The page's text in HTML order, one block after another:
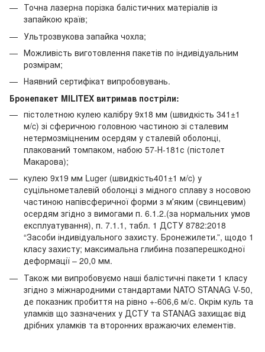
Точна лазерна порізка балістичних матеріалів із
запайкою країв;
Ультрозвукова запайка чохла;
Можливість виготовлення пакетів по індивідуальним
розмірам;
Наявний сертифікат випробовувань.
Бронепакет MILITEX витримав постріли:
пістолетною кулею калібру 9х18 мм (швидкість 341±1
м/c) зі сферичною головною частиною зі сталевим
нетермозміцненим осердям у сталевій оболонці,
плакований томпаком, набою 57-Н-181с (пістолет
Макарова);
кулею 9х19 мм Luger (швидкість401±1 м/c) у
суцільнометалевій оболонці з мідного сплаву з носовою
частиною напівсферичної форми з мʼяким (свинцевим)
осердям згідно з вимогами п. 6.1.2.(за нормальних умов
експлуатування), п. 7.1.1, табл. 1 ДСТУ 8782:2018
“Засоби індивідуального захисту. Бронежилети.”, щодо 1
класу захисту; максимальна глибина позаперешкодної
деформації – 20,0 мм.
Також ми випробовуємо наші балістичні пакети 1 класу
згідно з міжнародними стандартами NATO STANAG V-50,
де показник пробиття на рівно +-606,6 м/с. Окрім куль та
уламків що зазначених у ДСТУ та STANAG захищає від
дрібних уламків та второнних вражаючих елементів.